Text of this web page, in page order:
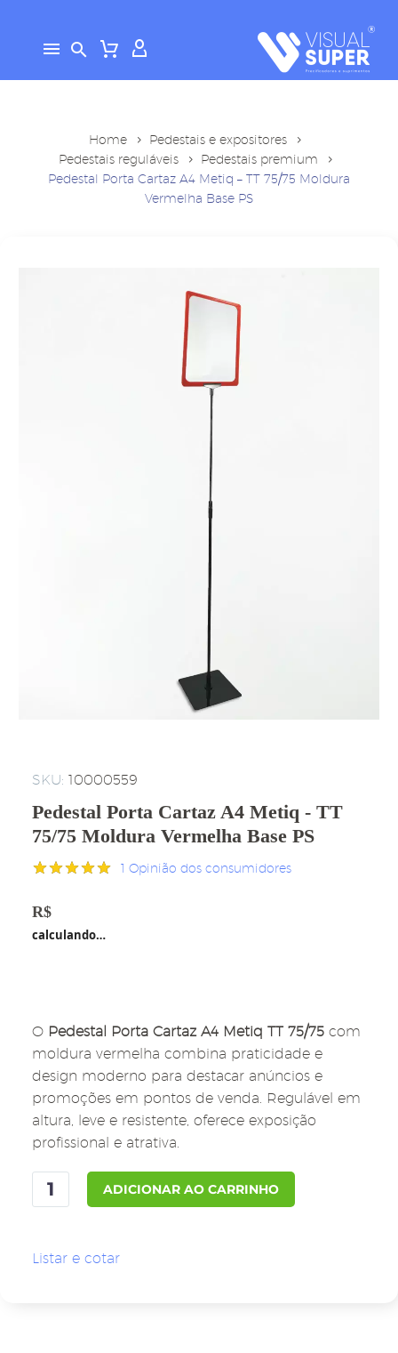
Home
Pedestais e expositores
Pedestais reguláveis
Pedestais premium
Pedestal Porta Cartaz A4 Metiq – TT 75/75 Moldura
Vermelha Base PS
SKU: 10000559
Pedestal Porta Cartaz A4 Metiq - TT
75/75 Moldura Vermelha Base PS
como
de 5, com
baseado em
1 Opinião dos consumidores
R$
calculando…
O Pedestal Porta Cartaz A4 Metiq TT 75/75 com
moldura vermelha combina praticidade e
design moderno para destacar anúncios e
promoções em pontos de venda. Regulável em
altura, leve e resistente, oferece exposição
profissional e atrativa.
Pedestal
Porta
A4
ADICIONAR AO CARRINHO
Listar e cotar